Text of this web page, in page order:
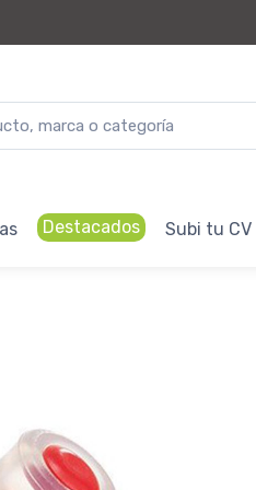
Destacados Subi tu CV